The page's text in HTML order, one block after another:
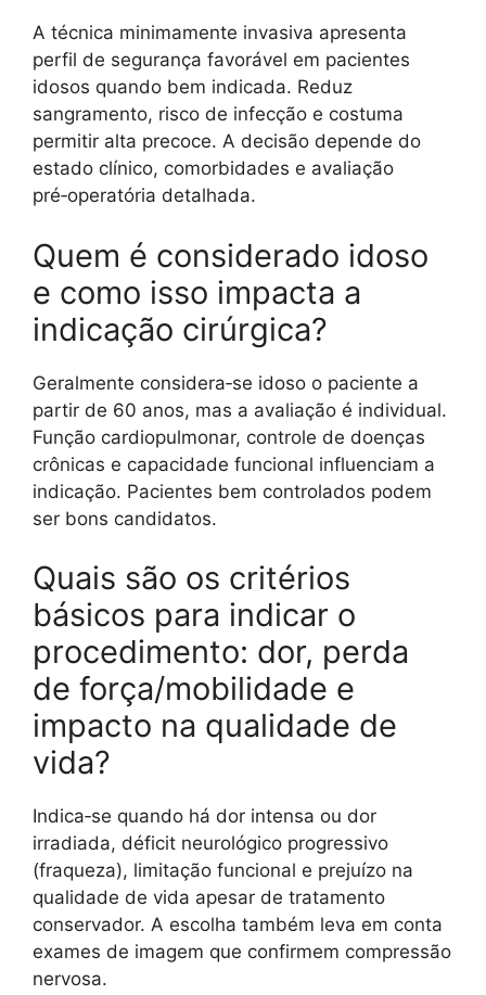
A técnica minimamente invasiva apresenta
perfil de segurança favorável em pacientes
idosos quando bem indicada. Reduz
sangramento, risco de infecção e costuma
permitir alta precoce. A decisão depende do
estado clínico, comorbidades e avaliação
pré‑operatória detalhada.
Quem é considerado idoso
e como isso impacta a
indicação cirúrgica?
Geralmente considera‑se idoso o paciente a
partir de 60 anos, mas a avaliação é individual.
Função cardiopulmonar, controle de doenças
crônicas e capacidade funcional influenciam a
indicação. Pacientes bem controlados podem
ser bons candidatos.
Quais são os critérios
básicos para indicar o
procedimento: dor, perda
de força/mobilidade e
impacto na qualidade de
vida?
Indica‑se quando há dor intensa ou dor
irradiada, déficit neurológico progressivo
(fraqueza), limitação funcional e prejuízo na
qualidade de vida apesar de tratamento
conservador. A escolha também leva em conta
exames de imagem que confirmem compressão
nervosa.